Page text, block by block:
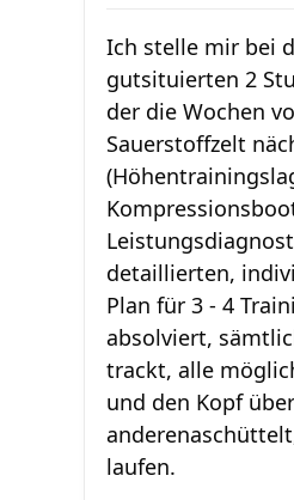
Ich stelle mir bei
gutsituierten 2
der die Wochen
Sauerstoffzelt
detaillierten,
Plan für 3 - 4
absolviert,
trackt, alle
und den Kopf
laufen.